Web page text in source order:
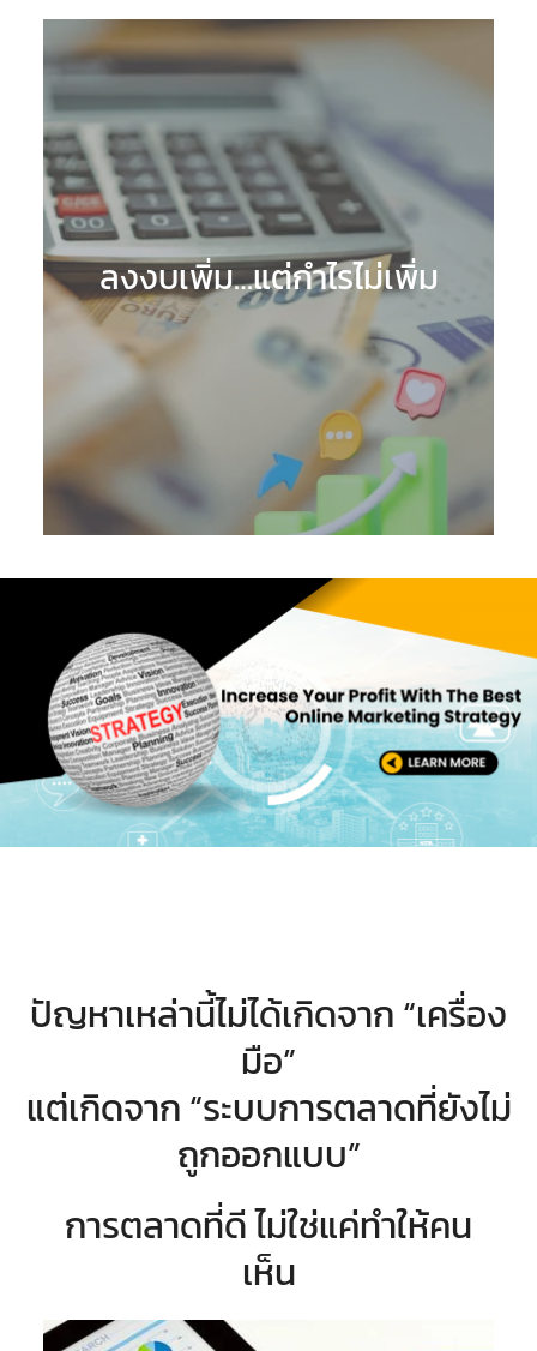
ลงงบเพิ่ม…แต่กำไรไม่เพิ่ม
ปัญหาเหล่านี้ไม่ได้เกิดจาก “เครื่อง
มือ”
แต่เกิดจาก “ระบบการตลาดที่ยังไม่
ถูกออกแบบ”
การตลาดที่ดี ไม่ใช่แค่ทำให้คน
เห็น